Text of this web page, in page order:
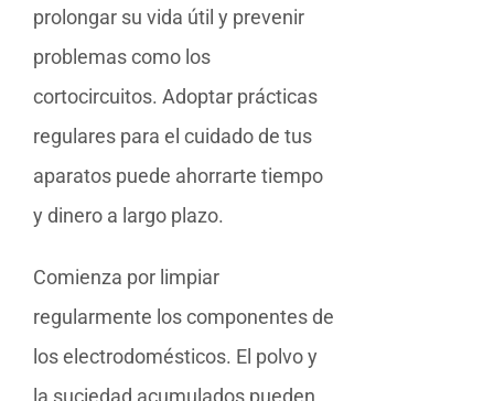
prolongar su vida útil y prevenir
problemas como los
cortocircuitos. Adoptar prácticas
regulares para el cuidado de tus
aparatos puede ahorrarte tiempo
y dinero a largo plazo.
Comienza por limpiar
regularmente los componentes de
los electrodomésticos. El polvo y
la suciedad acumulados pueden